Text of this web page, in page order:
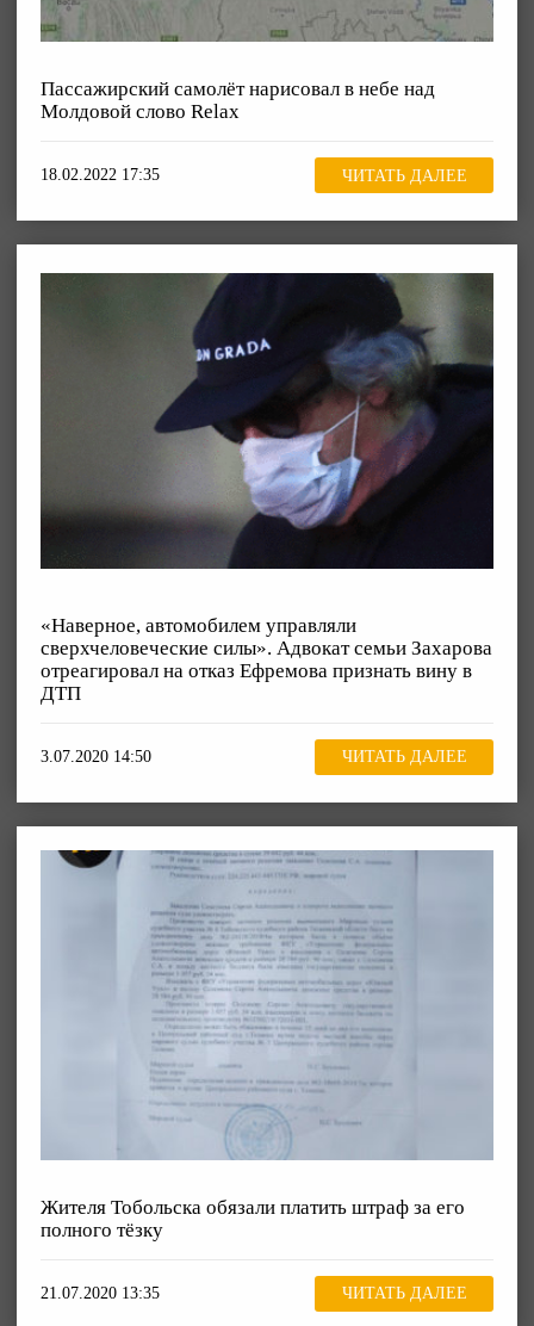
Пассажирский самолёт нарисовал в небе над
Молдовой слово Relax
18.02.2022 17:35 ЧИТАТЬ ДАЛЕЕ
«Наверное, автомобилем управляли
сверхчеловеческие силы». Адвокат семьи Захарова
отреагировал на отказ Ефремова признать вину в
ДТП
3.07.2020 14:50 ЧИТАТЬ ДАЛЕЕ
Жителя Тобольска обязали платить штраф за его
полного тёзку
21.07.2020 13:35 ЧИТАТЬ ДАЛЕЕ